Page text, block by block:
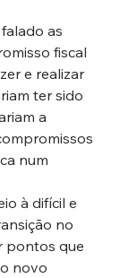
as
fiscal
e realizar
ter sido
a
num
à difícil e
no
pontos que
novo